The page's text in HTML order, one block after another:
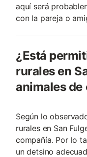
aquí será
con la pareja o
¿Está
rurales en
animales de
Según lo
rurales en San
compañía. Por lo
un detsino